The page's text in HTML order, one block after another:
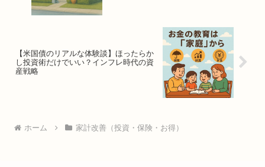
【米国債のリアルな体験談】ほったらか
し投資術だけでいい？インフレ時代の資
産戦略
ホーム 家計改善（投資・保険・お得）